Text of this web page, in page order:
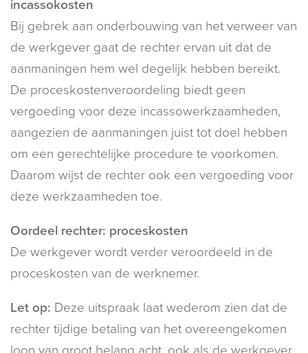
incassokosten
Bij gebrek aan onderbouwing van het verweer van
de werkgever gaat de rechter ervan uit dat de
aanmaningen hem wel degelijk hebben bereikt.
De proceskostenveroordeling biedt geen
vergoeding voor deze incassowerkzaamheden,
aangezien de aanmaningen juist tot doel hebben
om een gerechtelijke procedure te voorkomen.
Daarom wijst de rechter ook een vergoeding voor
deze werkzaamheden toe.
Oordeel rechter: proceskosten
De werkgever wordt verder veroordeeld in de
proceskosten van de werknemer.
Let op: Deze uitspraak laat wederom zien dat de
rechter tijdige betaling van het overeengekomen
loon van groot belang acht, ook als de werkgever